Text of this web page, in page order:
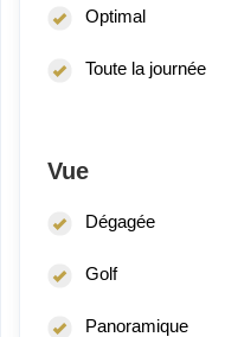
Optimal
Toute la journée
Vue
Dégagée
Golf
Panoramique